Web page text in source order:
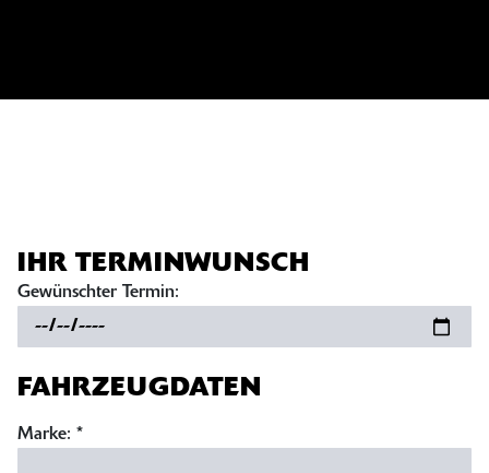
IHR TERMINWUNSCH
Gewünschter Termin:
FAHRZEUGDATEN
Marke: *